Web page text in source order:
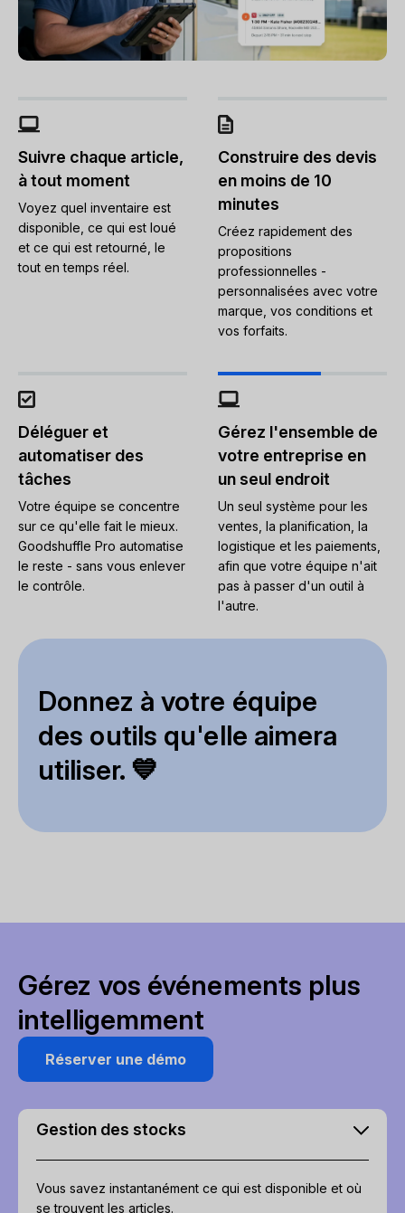
Suivre chaque article,
à tout moment
Voyez quel inventaire est
disponible, ce qui est loué
et ce qui est retourné, le
tout en temps réel.
Construire des devis
en moins de 10
minutes
Créez rapidement des
propositions
professionnelles -
personnalisées avec votre
marque, vos conditions et
vos forfaits.
Déléguer et
automatiser des
tâches
Votre équipe se concentre
sur ce qu'elle fait le mieux.
Goodshuffle Pro automatise
le reste - sans vous enlever
le contrôle.
Gérez l'ensemble de
votre entreprise en
un seul endroit
Un seul système pour les
ventes, la planification, la
logistique et les paiements,
afin que votre équipe n'ait
pas à passer d'un outil à
l'autre.
Donnez à votre équipe
des outils qu'elle aimera
utiliser. 💙
Gérez vos événements plus
intelligemment
Réserver une démo
Gestion des stocks
Vous savez instantanément ce qui est disponible et où
se trouvent les articles.